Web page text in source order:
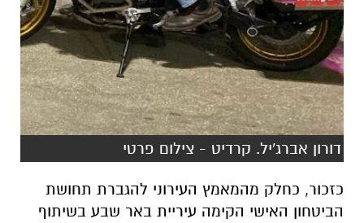
דורון אברג'יל. קרדיט - צילום פרטי
כזכור, כחלק מהמאמץ העירוני להגברת תחושת
הביטחון האישי הקימה עיריית באר שבע בשיתוף